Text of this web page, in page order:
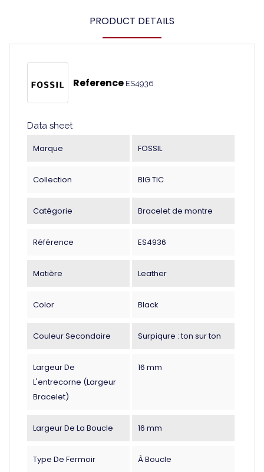
PRODUCT DETAILS
Reference ES4936
Data sheet
Marque FOSSIL
Collection BIG TIC
Catégorie Bracelet de montre
Référence ES4936
Matière Leather
Color Black
Couleur Secondaire Surpiqure : ton sur ton
Largeur De
L'entrecorne (largeur
Bracelet)
16 mm
Largeur De La Boucle 16 mm
Type De Fermoir À Boucle